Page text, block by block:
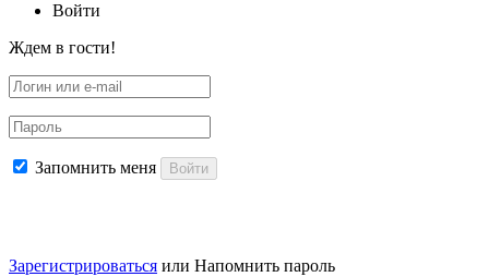
Войти
Ждем в гости!
Запомнить меня Войти
Зарегистрироваться или Напомнить пароль